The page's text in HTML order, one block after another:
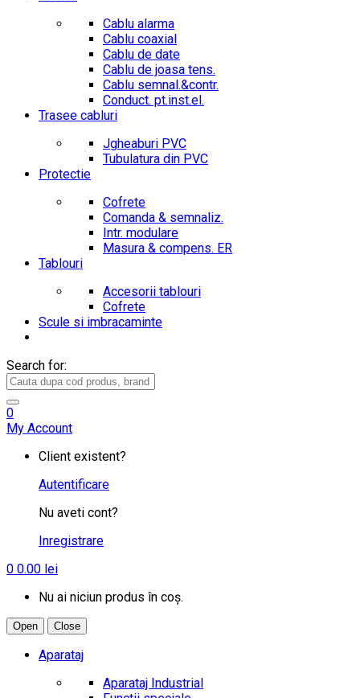
Cablu alarma
Cablu coaxial
Cablu de date
Cablu de joasa tens.
Cablu semnal.&contr.
Conduct. pt.inst.el.
Trasee cabluri
Jgheaburi PVC
Tubulatura din PVC
Protectie
Cofrete
Comanda & semnaliz.
Intr. modulare
Masura & compens. ER
Tablouri
Accesorii tablouri
Cofrete
Scule si imbracaminte
Search for:
0
My Account
Client existent?
Autentificare
Nu aveti cont?
Inregistrare
0 0.00 lei
Nu ai niciun produs în coș.
Open Close
Aparataj
Aparataj Industrial